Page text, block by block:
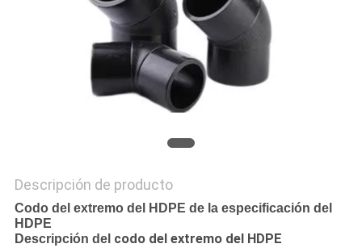
Descripción de producto
Codo del extremo del HDPE de la especificación del
HDPE
Descripción del codo del extremo del HDPE